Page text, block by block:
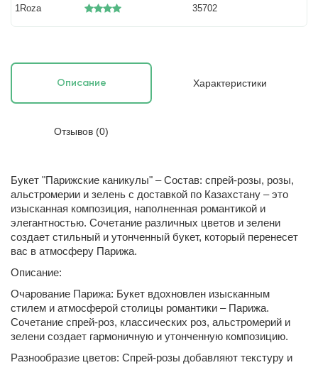
1Roza 35702
Описание Характеристики
Отзывов (0)
Букет "Парижские каникулы" – Состав: спрей-розы, розы,
альстромерии и зелень с доставкой по Казахстану – это
изысканная композиция, наполненная романтикой и
элегантностью. Сочетание различных цветов и зелени
создает стильный и утонченный букет, который перенесет
вас в атмосферу Парижа.
Описание:
Очарование Парижа: Букет вдохновлен изысканным
стилем и атмосферой столицы романтики – Парижа.
Сочетание спрей-роз, классических роз, альстромерий и
зелени создает гармоничную и утонченную композицию.
Разнообразие цветов: Спрей-розы добавляют текстуру и